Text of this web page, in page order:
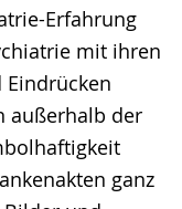
Erfahrung
mit ihren
Eindrücken
außerhalb der
ganz